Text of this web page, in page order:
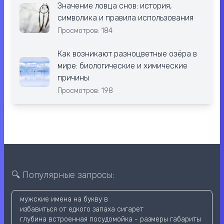
Значение ловца снов: история,
символика и правила использования
Просмотров: 184
Как возникают разноцветные озёра в
мире: биологические и химические
причины
Просмотров: 198
🔍 Популярные запросы:
мужские имена на букву в
избавиться от едкого запаха сигарет
глубина встроенная посудомойка - размеры габариты